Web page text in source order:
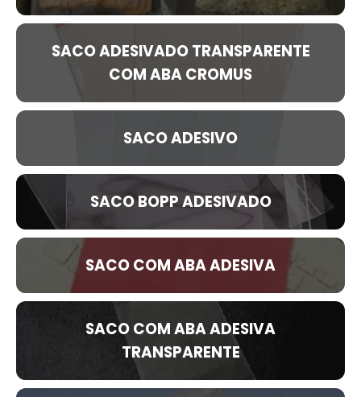
SACO ADESIVADO TRANSPARENTE
COM ABA CROMUS
SACO ADESIVO
SACO BOPP ADESIVADO
SACO COM ABA ADESIVA
SACO COM ABA ADESIVA
TRANSPARENTE